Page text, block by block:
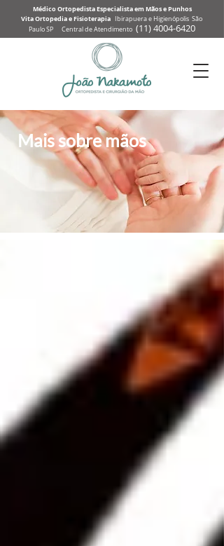
Médico Ortopedista Especialista em Mãos e Punhos
Vita Ortopedia e Fisioterapia Ibirapuera e Higienópolis São
Paulo SP Central de Atendimento (11) 4004-6420
Mais sobre mãos